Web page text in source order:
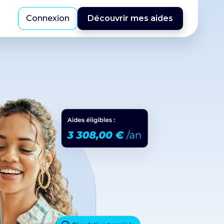
Connexion Découvrir mes aides